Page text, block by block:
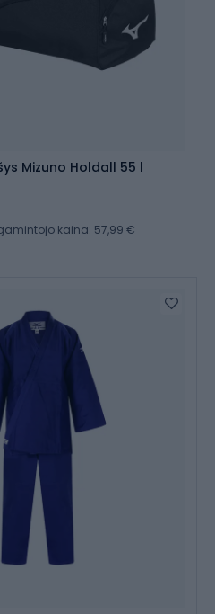
Mizuno Holdall 55 l
kaina: 57,99 €